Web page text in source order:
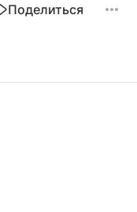
Поделиться